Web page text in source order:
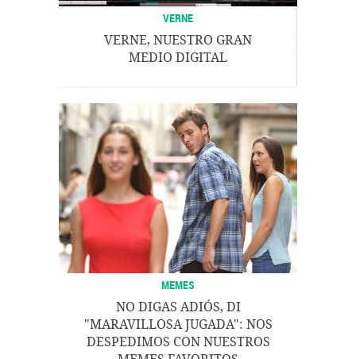
VERNE
VERNE, NUESTRO GRAN
MEDIO DIGITAL
MEMES
NO DIGAS ADIÓS, DI
"MARAVILLOSA JUGADA": NOS
DESPEDIMOS CON NUESTROS